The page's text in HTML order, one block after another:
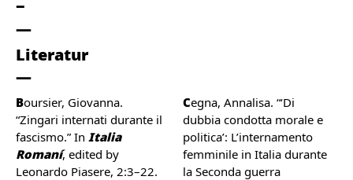
Literatur
Boursier, Giovanna.
“Zingari internati durante il
fascismo.” In Italia
Romaní, edited by
Leonardo Piasere, 2:3–22.
Cegna, Annalisa. “‘Di
dubbia condotta morale e
politica’: L’internamento
femminile in Italia durante
la Seconda guerra